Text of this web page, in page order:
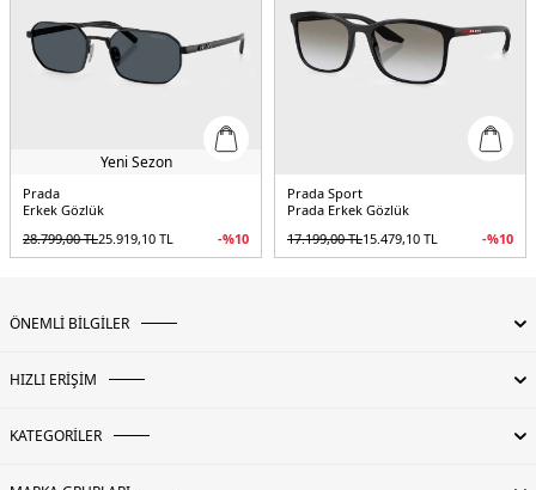
Yeni Sezon
Prada
Erkek Gözlük
28.799,00TL25.919,10 TL -%10
Prada Sport
Prada Erkek Gözlük
17.199,00TL15.479,10 TL -%10
ÖNEMLİ BİLGİLER
HIZLI ERİŞİM
KATEGORİLER